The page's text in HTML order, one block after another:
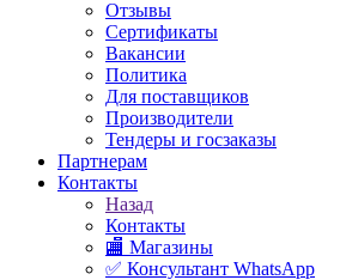
Отзывы
Сертификаты
Вакансии
Политика
Для поставщиков
Производители
Тендеры и госзаказы
Партнерам
Контакты
Назад
Контакты
🏬 Магазины
✅️ Консультант WhatsApp